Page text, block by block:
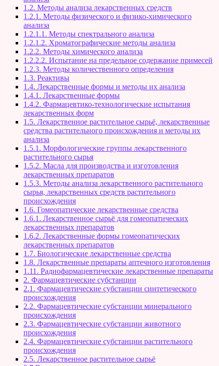
1.2. Методы анализа лекарственных средств
1.2.1. Методы физического и физико-химического
анализа
1.2.1.1. Методы спектрального анализа
1.2.1.2. Хроматографические методы анализа
1.2.2. Методы химического анализа
1.2.2.2. Испытание на предельное содержание примесей
1.2.3. Методы количественного определения
1.3. Реактивы
1.4. Лекарственные формы и методы их анализа
1.4.1. Лекарственные формы
1.4.2. Фармацевтико-технологические испытания
лекарственных форм
1.5. Лекарственное растительное сырьё, лекарственные
средства растительного происхождения и методы их
анализа
1.5.1. Морфологические группы лекарственного
растительного сырья
1.5.2. Масла для производства и изготовления
лекарственных препаратов
1.5.3. Методы анализа лекарственного растительного
сырья, лекарственных средств растительного
происхождения
1.6. Гомеопатические лекарственные средства
1.6.1. Лекарственное сырьё для гомеопатических
лекарственных препаратов
1.6.2. Лекарственные формы гомеопатических
лекарственных препаратов
1.7. Биологические лекарственные средства
1.8. Лекарственные препараты аптечного изготовления
1.11. Радиофармацевтические лекарственные препараты
2. Фармацевтические субстанции
2.1. Фармацевтические субстанции синтетического
происхождения
2.2. Фармацевтические субстанции минерального
происхождения
2.3. Фармацевтические субстанции животного
происхождения
2.4. Фармацевтические субстанции растительного
происхождения
2.5. Лекарственное растительное сырьё